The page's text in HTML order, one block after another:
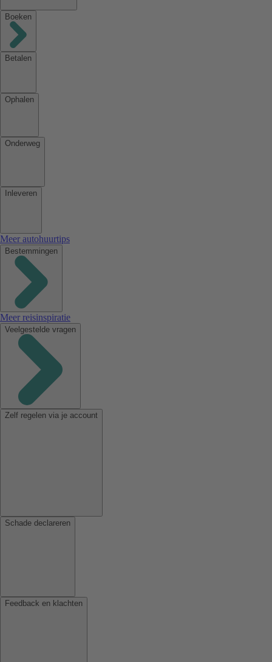
Boeken
Betalen
Ophalen
Onderweg
Inleveren
Meer autohuurtips
Bestemmingen
Meer reisinspiratie
Veelgestelde vragen
Zelf regelen via je account
Schade declareren
Feedback en klachten